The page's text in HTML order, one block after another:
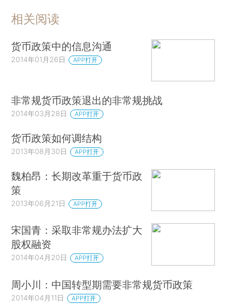
相关阅读
货币政策中的信息沟通
2014年01月26日 APP打开
非常规货币政策退出的非常规挑战
2014年03月28日 APP打开
货币政策如何调结构
2013年08月30日 APP打开
魏柏昂：长期改革重于货币政
策
2013年06月21日 APP打开
宋国青：采取非常规办法扩大
股权融资
2014年04月20日 APP打开
周小川：中国转型期需要非常规货币政策
2014年04月11日 APP打开